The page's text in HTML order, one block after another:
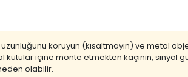
koruyun (kısaltmayın) ve metal
içine monte etmekten kaçının, sinyal
olabilir.